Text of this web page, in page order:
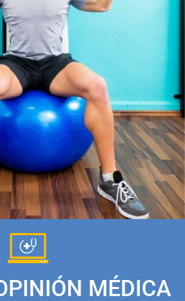
MÉDICA